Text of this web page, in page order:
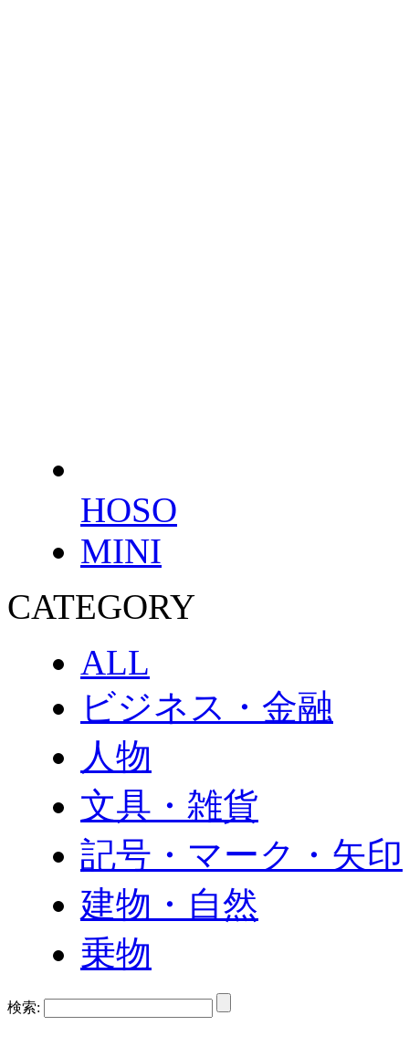
HOSO
MINI
CATEGORY
ALL
ビジネス・金融
人物
文具・雑貨
記号・マーク・矢印
建物・自然
乗物
検索: